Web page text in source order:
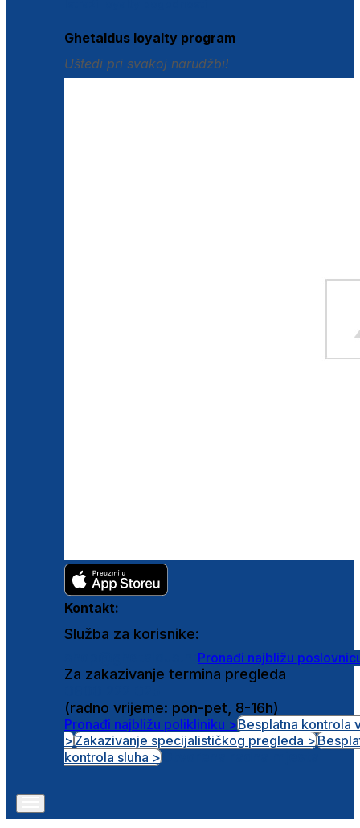
Ghetaldus loyalty program
Uštedi pri svakoj narudžbi!
Kontakt:
Služba za korisnike:
Pronađi najbližu
Za zakazivanje termina pregleda
(radno vrijeme: pon-pet, 8-16h)
Pronađi najbližu polikliniku >Besplatna kontrola
>Zakazivanje specijalističkog pregleda >
kontrola sluha >